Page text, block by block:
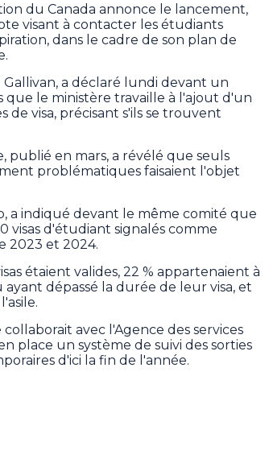
du Canada annonce le lancement,
visant à contacter les étudiants
dans le cadre de son plan de
a déclaré lundi devant un
que le ministère travaille à l'ajout d'un
de visa, précisant s'ils se trouvent
publié en mars, a révélé que seuls
problématiques faisaient l'objet
a indiqué devant le même comité que
visas d'étudiant signalés comme
2023 et 2024.
étaient valides, 22 % appartenaient à
dépassé la durée de leur visa, et
avec l'Agence des services
place un système de suivi des sorties
d'ici la fin de l'année.